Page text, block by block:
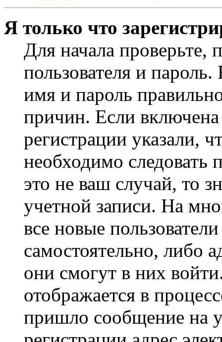
Я только что
Для начала проверьте,
пользователя и
имя и пароль
причин. Если
регистрации указали,
необходимо
это не ваш случай, то
учетной записи. На
все новые
самостоятельно, либо
они смогут в них
отображается в
пришло сообщение на